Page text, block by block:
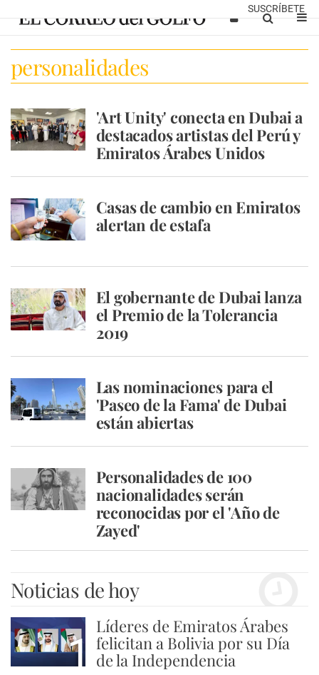
SUSCRÍBETE
personalidades
'Art Unity' conecta en Dubai a
destacados artistas del Perú y
Emiratos Árabes Unidos
Casas de cambio en Emiratos
alertan de estafa
El gobernante de Dubai lanza
el Premio de la Tolerancia
2019
Las nominaciones para el
'Paseo de la Fama' de Dubai
están abiertas
Personalidades de 100
nacionalidades serán
reconocidas por el 'Año de
Zayed'
Noticias de hoy
1
Líderes de Emiratos Árabes
felicitan a Bolivia por su Día
de la Independencia